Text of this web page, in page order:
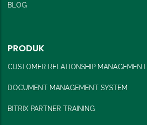
BLOG
PRODUK
CUSTOMER RELATIONSHIP MANAGEMENT
DOCUMENT MANAGEMENT SYSTEM
BITRIX PARTNER TRAINING